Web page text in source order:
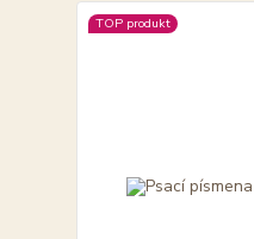
TOP produkt